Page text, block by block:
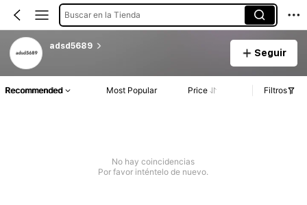
Buscar en la Tienda
adsd5689
Seguir
Recommended Most Popular Price Filtros
No hay coincidencias
Por favor inténtelo de nuevo.